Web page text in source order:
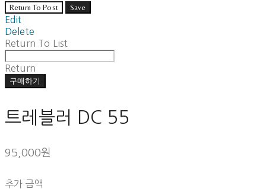
Return To Post Save
Edit
Delete
Return To List
Return
구매하기
트레블러 DC 55
95,000원
추가 금액